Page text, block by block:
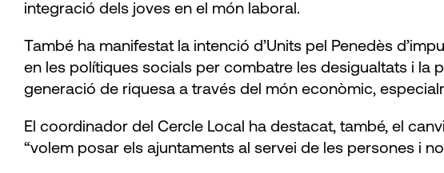
integració dels joves en el món laboral.
També ha manifestat la intenció d’Units pel Penedès
en les polítiques socials per combatre les desigualtats i la
generació de riquesa a través del món econòmic,
El coordinador del Cercle Local ha destacat, també, el
“volem posar els ajuntaments al servei de les persones i